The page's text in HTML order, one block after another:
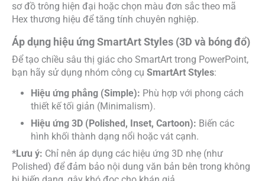
sơ đồ trông hiện đại hoặc chọn màu đơn sắc theo mã
Hex thương hiệu để tăng tính chuyên nghiệp.
Áp dụng hiệu ứng SmartArt Styles (3D và bóng đổ)
Để tạo chiều sâu thị giác cho SmartArt trong PowerPoint,
bạn hãy sử dụng nhóm công cụ SmartArt Styles:
Hiệu ứng phẳng (Simple): Phù hợp với phong cách
thiết kế tối giản (Minimalism).
Hiệu ứng 3D (Polished, Inset, Cartoon): Biến các
hình khối thành dạng nổi hoặc vát cạnh.
*Lưu ý: Chỉ nên áp dụng các hiệu ứng 3D nhẹ (như
Polished) để đảm bảo nội dung văn bản bên trong không